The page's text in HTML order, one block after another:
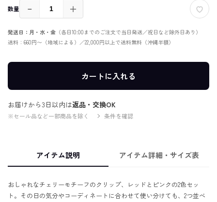
数量 － ＋
発送日：月・水・金 （各日10:00までのご注文で当日発送／祝日など除外日あり）
送料：660円〜（地域による）／22,000円以上で送料無料（沖縄半額）
カートに入れる
お届けから3日以内は返品・交換OK
※セール品など一部商品を除く 条件を確認
アイテム説明 アイテム詳細・サイズ表
おしゃれなチェリーモチーフのクリップ、レッドとピンクの2色セッ
ト。その日の気分やコーディネートに合わせて使い分けても、2つ並べ